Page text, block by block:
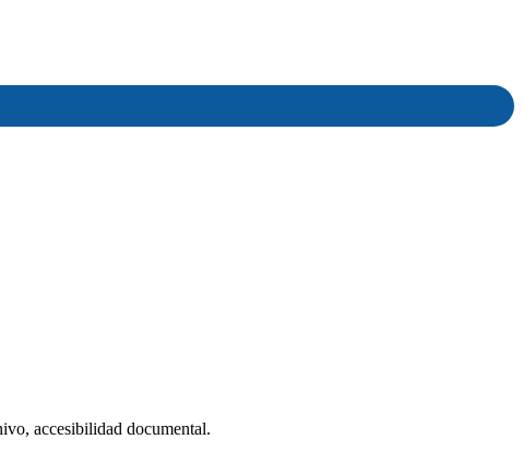
accesibilidad documental.